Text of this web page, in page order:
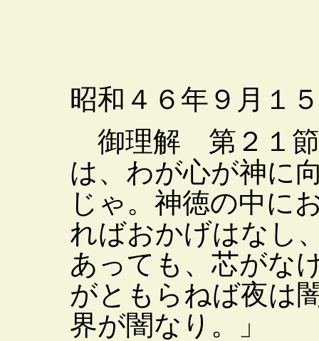
昭和４６年９月１
御理解 第２１
は、わが心が神に
じゃ。神徳の中に
ればおかげはなし
あっても、芯がな
がともらねば夜は
界が闇なり。」